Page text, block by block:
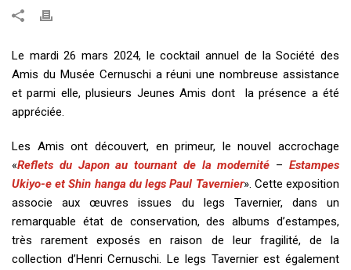
Le mardi 26 mars 2024, le cocktail annuel de la Société des
Amis du Musée Cernuschi a réuni une nombreuse assistance
et parmi elle, plusieurs Jeunes Amis dont la présence a été
appréciée.
Les Amis ont découvert, en primeur, le nouvel accrochage
«Reflets du Japon au tournant de la modernité –Estampes
Ukiyo-e et Shin hanga du legs Paul Tavernier». Cette exposition
associe aux œuvres issues du legs Tavernier, dans un
remarquable état de conservation, des albums d’estampes,
très rarement exposés en raison de leur fragilité, de la
collection d’Henri Cernuschi. Le legs Tavernier est également